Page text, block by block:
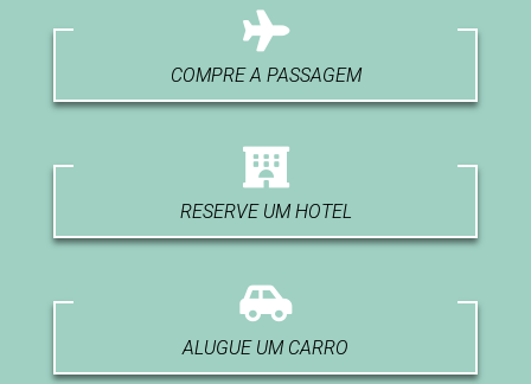
COMPRE A PASSAGEM
RESERVE UM HOTEL
ALUGUE UM CARRO